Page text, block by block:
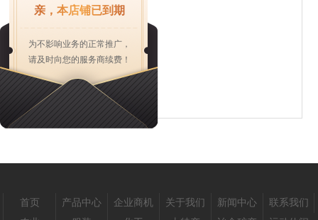
电话：021-613******
400电话：400******
传真：021-613******
邮箱：
地址：恒南路***
首页 产品中心 企业商机 关于我们 新闻中心
联系我们
亲，本店铺已到期
为不影响业务的正常推广，
请及时向您的服务商续费！